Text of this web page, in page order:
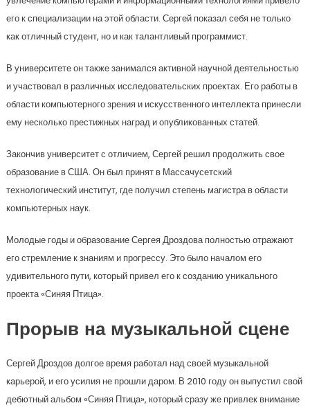
его к специализации на этой области. Сергей показал себя не только
как отличный студент, но и как талантливый программист.
В университете он также занимался активной научной деятельностью
и участвовал в различных исследовательских проектах. Его работы в
области компьютерного зрения и искусственного интеллекта принесли
ему несколько престижных наград и опубликованных статей.
Закончив университет с отличием, Сергей решил продолжить свое
образование в США. Он был принят в Массачусетский
технологический институт, где получил степень магистра в области
компьютерных наук.
Молодые годы и образование Сергея Дроздова полностью отражают
его стремление к знаниям и прогрессу. Это было началом его
удивительного пути, который привел его к созданию уникального
проекта «Синяя Птица».
Прорыв на музыкальной сцене
Сергей Дроздов долгое время работал над своей музыкальной
карьерой, и его усилия не прошли даром. В 2010 году он выпустил свой
дебютный альбом «Синяя Птица», который сразу же привлек внимание